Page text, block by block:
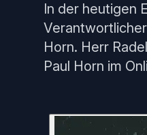
In der heutigen
Horn. Herr
Paul Horn im